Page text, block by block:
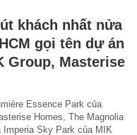
khách nhất nửa
gọi tên dự án
Group, Masterise
Essence Park của
Homes, The Magnolia
Imperia Sky Park của MIK